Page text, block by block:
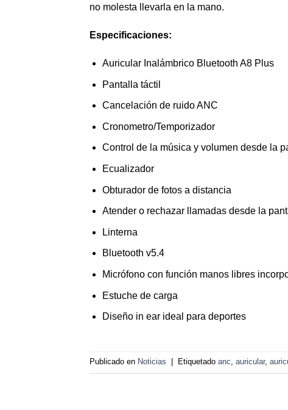
no molesta llevarla en la mano.
Especificaciones:
Auricular Inalámbrico Bluetooth A8 Plus
Pantalla táctil
Cancelación de ruido ANC
Cronometro/Temporizador
Control de la música y volumen desde la
Ecualizador
Obturador de fotos a distancia
Atender o rechazar llamadas desde la
Linterna
Bluetooth v5.4
Micrófono con función manos libres
Estuche de carga
Diseño in ear ideal para deportes
Publicado en Noticias Etiquetado anc, auricular,